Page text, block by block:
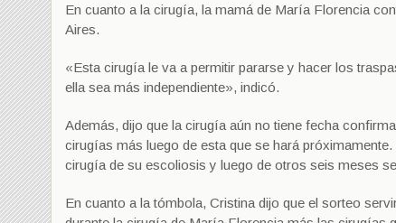
En cuanto a la cirugía, la mamá de María Florencia
Aires.
«Esta cirugía le va a permitir pararse y hacer los
ella sea más independiente», indicó.
Además, dijo que la cirugía aún no tiene fecha
cirugías más luego de esta que se hará
cirugía de su escoliosis y luego de otros seis meses
En cuanto a la tómbola, Cristina dijo que el sorteo